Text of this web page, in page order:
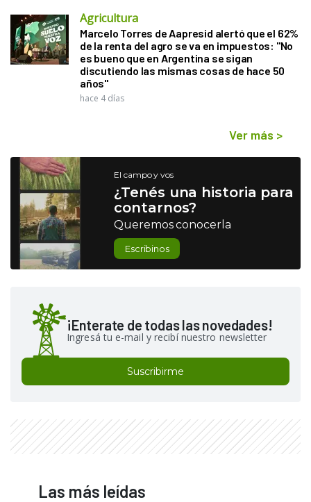
Agricultura
Marcelo Torres de Aapresid alertó que el 62%
de la renta del agro se va en impuestos: "No
es bueno que en Argentina se sigan
discutiendo las mismas cosas de hace 50
años"
hace 4 días
Ver más >
El campo y vos
¿Tenés una historia para
contarnos?
Queremos conocerla
Escribinos
¡Enterate de todas las novedades!
Ingresá tu e-mail y recibí nuestro newsletter
Suscribirme
Las más leídas